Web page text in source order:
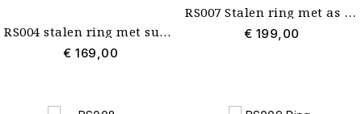
RS004 stalen ring met subtiel zichtbare as
€ 169,00
RS007 Stalen ring met as in hars
€ 199,00